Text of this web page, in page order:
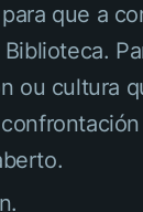
que a
ou cultura